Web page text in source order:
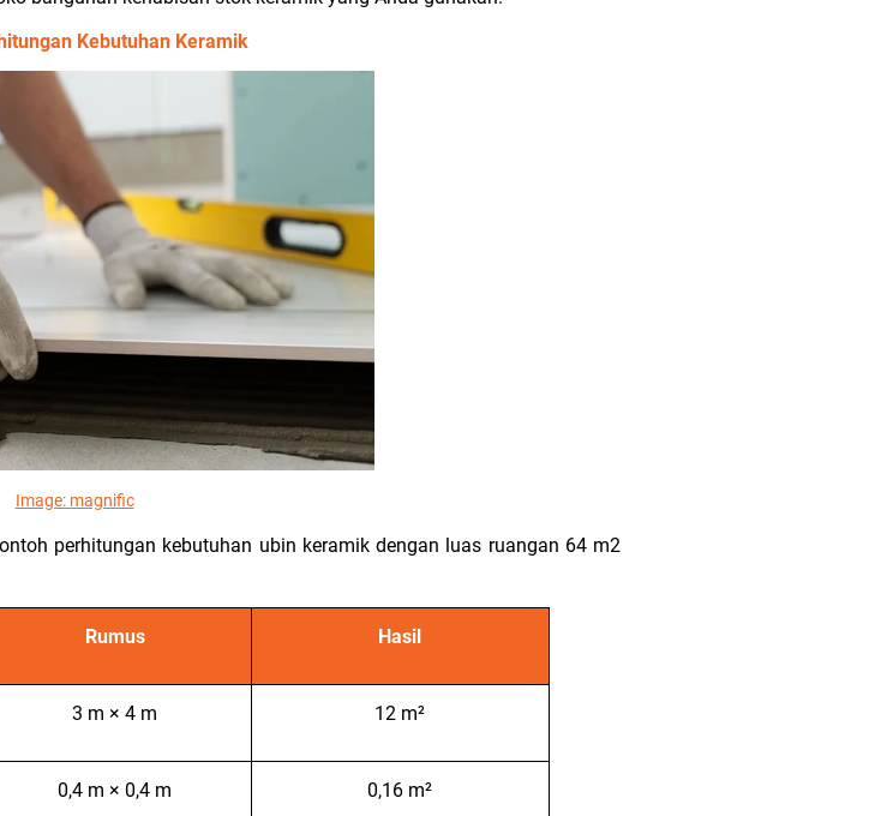
Kebutuhan Keramik
Image: magnific
perhitungan kebutuhan ubin keramik dengan luas ruangan 64 m2
Rumus Hasil
3 m × 4 m 12 m²
0,4 m × 0,4 m 0,16 m²